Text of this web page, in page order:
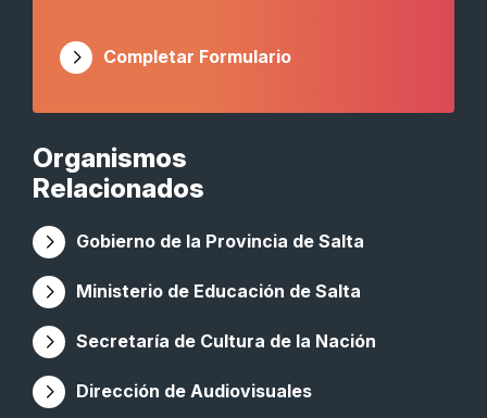
Organismos
Relacionados
Gobierno de la Provincia de Salta
Ministerio de Educación de Salta
Secretaría de Cultura de la Nación
Dirección de Audiovisuales
Completar Formulario